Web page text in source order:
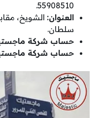
55908510.
العنوان: الشويخ،
سلطان.
حساب شركة
حساب شركة